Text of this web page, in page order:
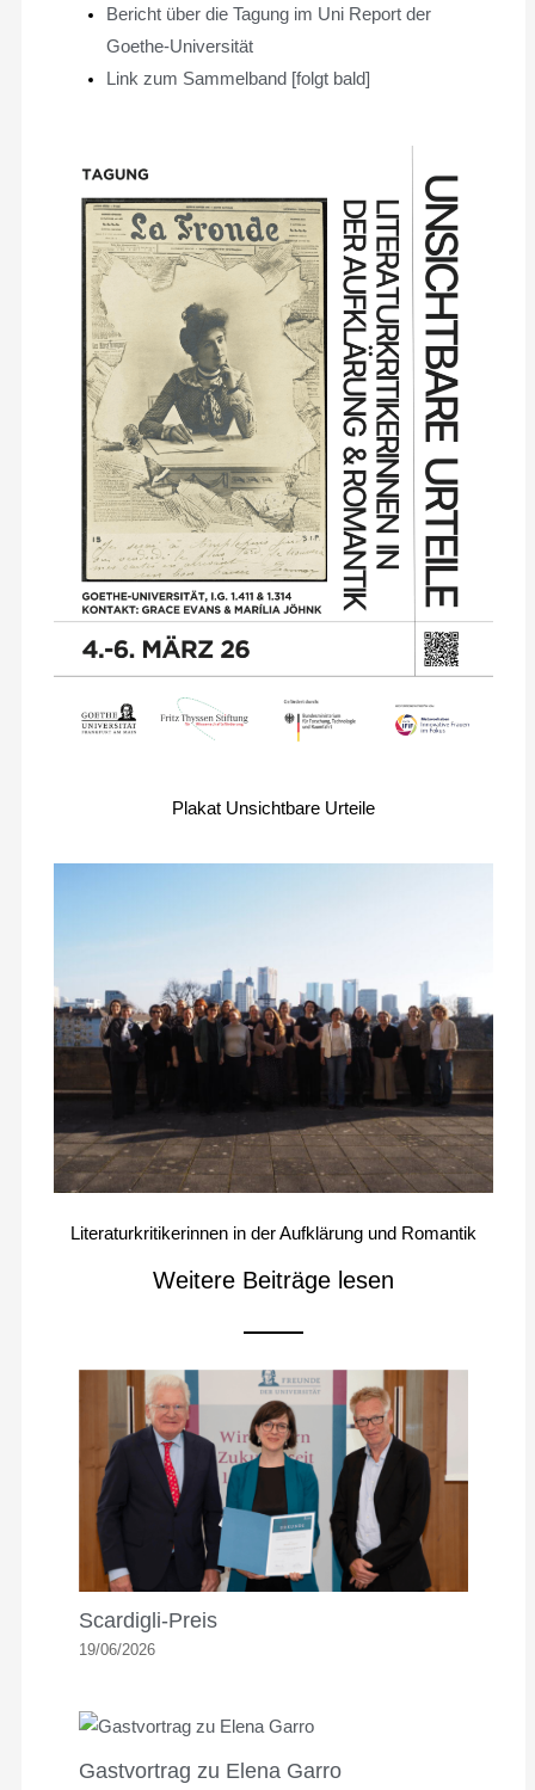
Bericht über die Tagung im Uni Report der
Goethe-Universität
Link zum Sammelband [folgt bald]
Plakat Unsichtbare Urteile
Literaturkritikerinnen in der Aufklärung und Romantik
Weitere Beiträge lesen
Scardigli-Preis
19/06/2026
Gastvortrag zu Elena Garro